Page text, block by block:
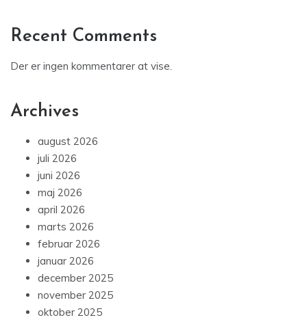
Recent Comments
Der er ingen kommentarer at vise.
Archives
august 2026
juli 2026
juni 2026
maj 2026
april 2026
marts 2026
februar 2026
januar 2026
december 2025
november 2025
oktober 2025